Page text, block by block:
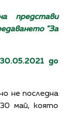
представи
"За
до
не последна
май, която